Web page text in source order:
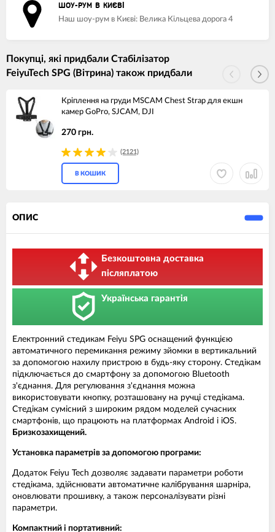
ШОУ-РУМ В КИЄВІ
Наш шоу-рум в Києві: Велика Кільцева дорога 4
Покупці, які придбали Стабілізатор
FeiyuTech SPG (Вітрина) також придбали
Кріплення на груди MSCAM Chest Strap для екшн
камер GoPro, SJCAM, DJI
270 грн.
(2121)
В КОШИК
ОПИС
Безкоштовна доставка
післяплатою
Українська гарантія
Електронний стедикам Feiyu SPG оснащений функцією
автоматичного перемикання режиму зйомки в вертикальний
за допомогою нахилу пристрою в будь-яку сторону. Стедікам
підключається до смартфону за допомогою Bluetooth
з'єднання. Для регулювання з'єднання можна
використовувати кнопку, розташовану на ручці стедікама.
Стедікам сумісний з широким рядом моделей сучасних
смартфонів, що працюють на платформах Android і iOS.
Бризкозахищений.
Установка параметрів за допомогою програми:
Додаток Feiyu Tech дозволяє задавати параметри роботи
стедікама, здійснювати автоматичне калібрування шарніра,
оновлювати прошивку, а також персоналізувати різні
параметри.
Компактний і портативний: